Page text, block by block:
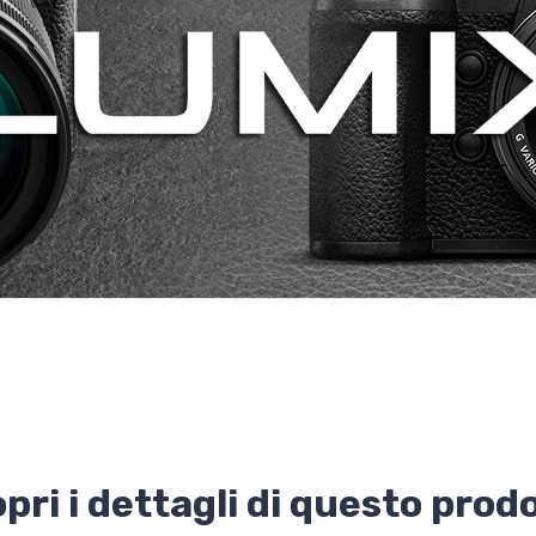
i dettagli di questo